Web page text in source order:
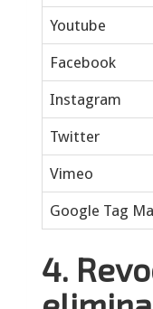
Youtube
Facebook
Instagram
Twitter
Vimeo
Google Tag
4.